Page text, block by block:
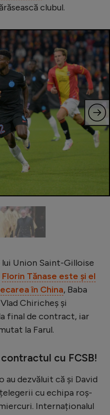
clubul.
Union Saint-Gilloise
Florin Tănase este și el
în China, Baba
Chiricheș și
final de contract, iar
la Farul.
cu FCSB!
au dezvăluit că și David
cu echipa roș-
Internaționalul